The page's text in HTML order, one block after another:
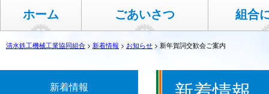
ホーム ごあいさつ 組合
清水鉄工機械工業協同組合 > 新着情報 > お知らせ > 新年賀詞交歓会ご案内
新着情報